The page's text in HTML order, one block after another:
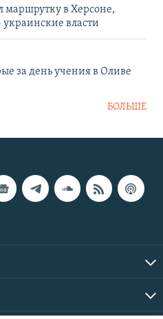
маршрутку в Херсоне,
украинские власти
за день учения в Оливе
БОЛЬШЕ